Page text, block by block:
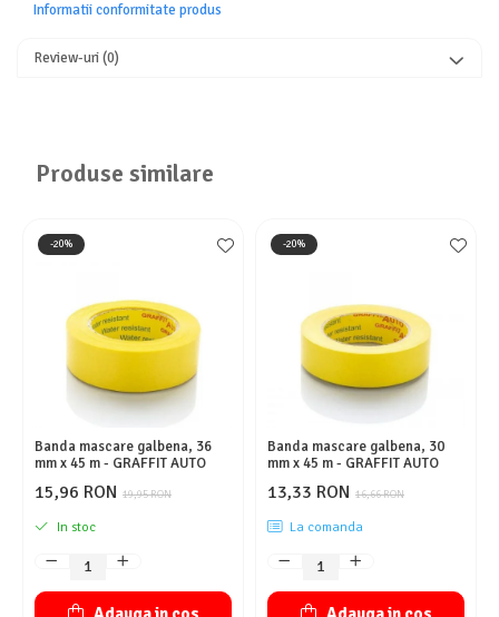
Informatii conformitate produs
Review-uri(0)
Produse similare
-20%
Banda mascare galbena, 36
mm x 45 m - GRAFFIT AUTO
19,95 RON
15,96 RON
In stoc
-20%
Banda mascare galbena, 30
mm x 45 m - GRAFFIT AUTO
16,66 RON
13,33 RON
La comanda